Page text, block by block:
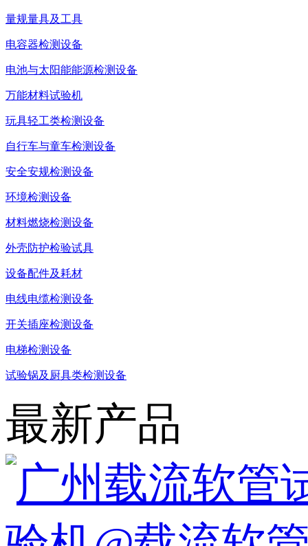
量规量具及工具
电容器检测设备
电池与太阳能能源检测设备
万能材料试验机
玩具轻工类检测设备
自行车与童车检测设备
安全安规检测设备
环境检测设备
材料燃烧检测设备
外壳防护检验试具
设备配件及耗材
电线电缆检测设备
开关插座检测设备
电梯检测设备
试验锅及厨具类检测设备
最新产品